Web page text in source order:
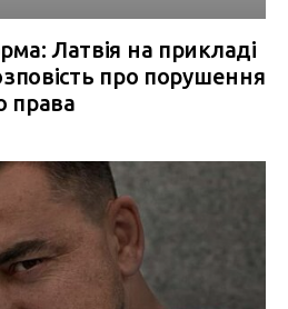
Латвія на прикладі
про порушення
права